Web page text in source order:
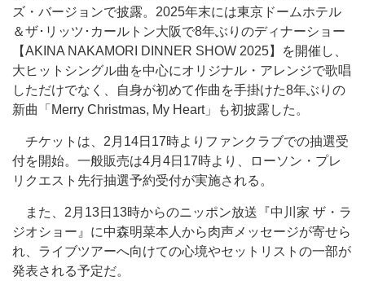
ズ・バージョンで披露。2025年末には東京ドームホテル
＆ザ･リッツ･カールトン大阪で8年ぶりのディナーショー
【AKINA NAKAMORI DINNER SHOW 2025】を開催し、
大ヒットシングル曲を中心にオリジナル・アレンジで歌唱
しただけでなく、自身が初めて作曲を手掛けた8年ぶりの
新曲「Merry Christmas, My Heart」も初披露した。
チケットは、2月14日17時よりファンクラブでの抽選受
付を開始。一般販売は4月4日17時より、ローソン・プレ
リクエスト先行抽選予約受付が実施される。
また、2月13日13時からのニッポン放送『中川家 ザ・ラ
ジオショー』に中森明菜本人から肉声メッセージが寄せら
れ、ライブツアーへ向けての心境やセットリストの一部が
発表される予定だ。